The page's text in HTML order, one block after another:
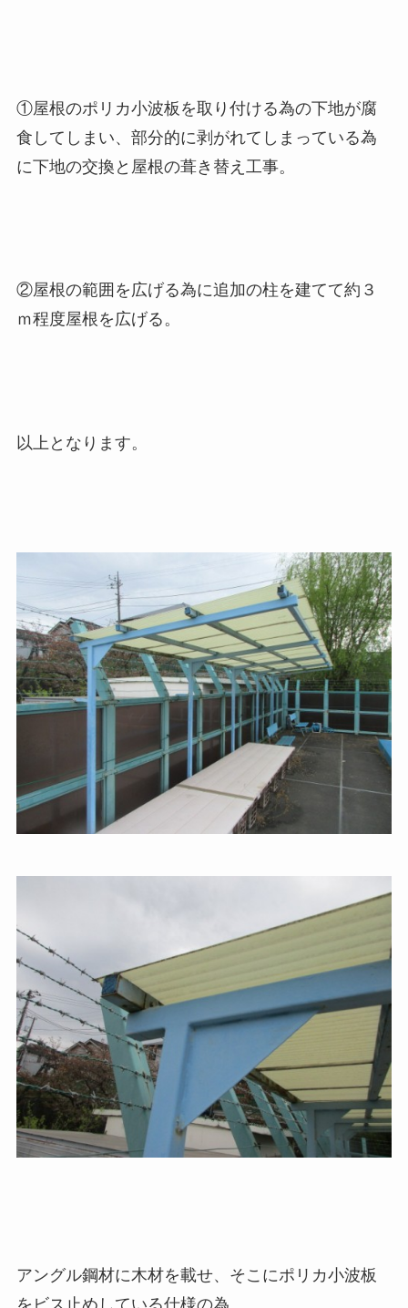
①屋根のポリカ小波板を取り付ける為の下地が腐
食してしまい、部分的に剥がれてしまっている為
に下地の交換と屋根の葺き替え工事。
②屋根の範囲を広げる為に追加の柱を建てて約３
ｍ程度屋根を広げる。
以上となります。
アングル鋼材に木材を載せ、そこにポリカ小波板